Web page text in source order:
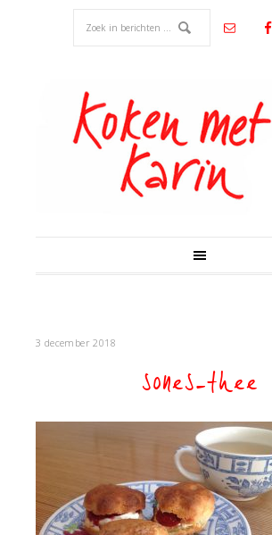
3 december 2018
sones-thee